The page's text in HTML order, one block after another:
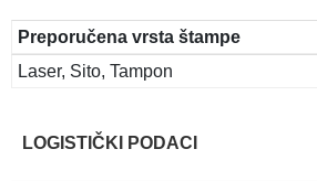
Preporučena vrsta štampe
Laser, Sito, Tampon
LOGISTIČKI PODACI